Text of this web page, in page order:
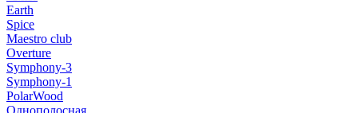
Earth
Spice
Maestro club
Overture
Symphony-3
Symphony-1
PolarWood
Однополосная